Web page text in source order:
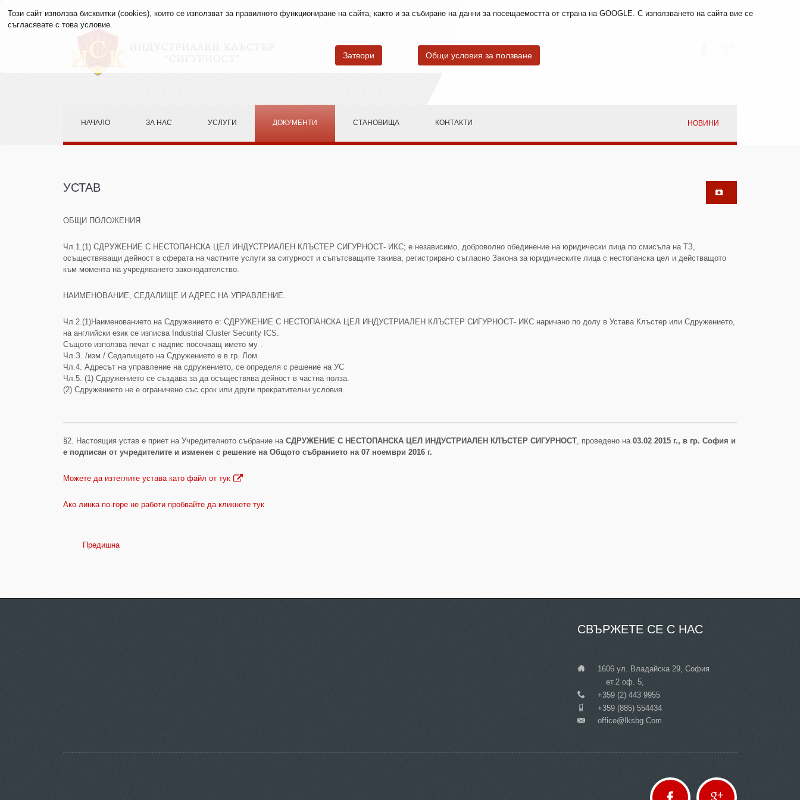
Този сайт използва бисквитки (cookies), които се използват за правилното функциониране на сайта, както и за събиране на данни за посещаемостта от страна на GOOGLE. С използването на сайта вие се
съгласявате с това условие.
Затвори Общи условия за ползване
НОВИНИ
НАЧАЛО ЗА НАС УСЛУГИ ДОКУМЕНТИ СТАНОВИЩА КОНТАКТИ
УСТАВ
ОБЩИ ПОЛОЖЕНИЯ
Чл.1.(1) СДРУЖЕНИЕ С НЕСТОПАНСКА ЦЕЛ ИНДУСТРИАЛЕН КЛЪСТЕР СИГУРНОСТ- ИКС; е независимо, доброволно обединение на юридически лица по смисъла на ТЗ,
осъществяващи дейност в сферата на частните услуги за сигурност и съпътсващите такива, регистрирано съгласно Закона за юридическите лица с нестопанска цел и действащото
към момента на учредяването законодателство.
НАИМЕНОВАНИЕ, СЕДАЛИЩЕ И АДРЕС НА УПРАВЛЕНИЕ.
Чл.2.(1)Наименованието на Сдружението е: СДРУЖЕНИЕ С НЕСТОПАНСКА ЦЕЛ ИНДУСТРИАЛЕН КЛЪСТЕР СИГУРНОСТ- ИКС наричано по долу в Устава Клъстер или Сдружението,
на английски език се изписва Industrial Cluster Security ICS.
Същото използва печат с надпис посочващ името му .
Чл.З. /изм./ Седалището на Сдружението е в гр. Лом.
Чл.4. Адресът на управление на сдружението, се определя с решение на УС
Чл.5. (1) Сдружението се създава за да осъществява дейност в частна полза.
(2) Сдружението не е ограничено със срок или други прекратителни условия.
§2. Настоящия устав е приет на Учредителното събрание на СДРУЖЕНИЕ С НЕСТОПАНСКА ЦЕЛ ИНДУСТРИАЛЕН КЛЪСТЕР СИГУРНОСТ , проведено на 03.02 2015 г., в гр. София и
е подписан от учредителите и изменен с решение на Общото събранието на 07 ноември 2016 г.
Можете да изтеглите устава като файл от тук
Ако линка по-горе не работи пробвайте да кликнете тук
Предишна
СВЪРЖЕТЕ СЕ С НАС
1606 ул. Владайска 29, София
ет.2 оф. 5,
___+359 (2) 443 9955
___+359 (885) 554434
___Office@iksbg.com